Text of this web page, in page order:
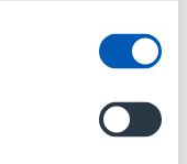
requisiti e altre